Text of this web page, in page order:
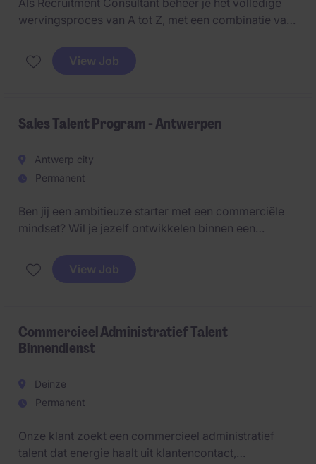
Als Recruitment Consultant beheer je het volledige
wervingsproces van A tot Z, met een combinatie van
van klantrelaties, het vinden van kandidaten en het
leveren van hoogwaardige wervingsoplossingen.
View Job
Sales Talent Program - Antwerpen
Antwerp city
Permanent
Ben jij een ambitieuze starter met een commerciële
mindset? Wil je jezelf ontwikkelen binnen een
persoonlijke groei centraal staan? Dan is dit de ideale
kans om je carrière een vliegende start te geven.
View Job
Commercieel Administratief Talent
Binnendienst
Deinze
Permanent
Onze klant zoekt een commercieel administratief
talent dat energie haalt uit klantencontact,